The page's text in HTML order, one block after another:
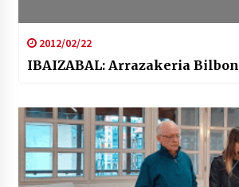
2012/02/22
IBAIZABAL: Arrazakeria Bilbon